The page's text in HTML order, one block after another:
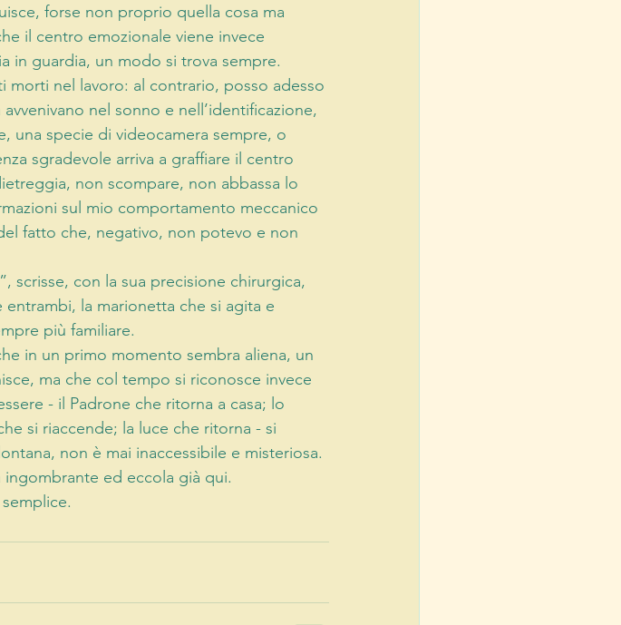
forse non proprio quella cosa ma
il centro emozionale viene invece
in guardia, un modo si trova sempre.
nel lavoro: al contrario, posso adesso
nel sonno e nell’identificazione,
una specie di videocamera sempre, o
sgradevole arriva a graffiare il centro
non scompare, non abbassa lo
sul mio comportamento meccanico
fatto che, negativo, non potevo e non
scrisse, con la sua precisione chirurgica,
entrambi, la marionetta che si agita e
più familiare.
in un primo momento sembra aliena, un
ma che col tempo si riconosce invece
- il Padrone che ritorna a casa; lo
si riaccende; la luce che ritorna - si
non è mai inaccessibile e misteriosa.
ingombrante ed eccola già qui.